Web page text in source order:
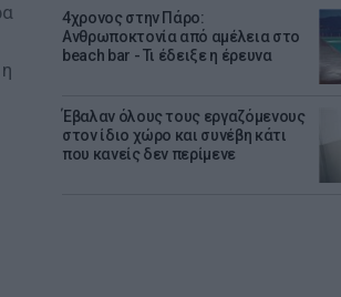
4χρονος στην Πάρο:
Ανθρωποκτονία από αμέλεια στο
beach bar - Τι έδειξε η έρευνα
Έβαλαν όλους τους εργαζόμενους
στον ίδιο χώρο και συνέβη κάτι
που κανείς δεν περίμενε